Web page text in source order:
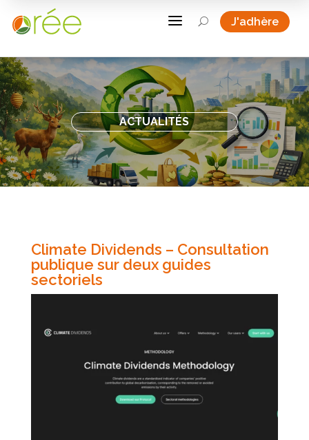
a U J'adhère
ACTUALITÉS
Climate Dividends – Consultation
publique sur deux guides
sectoriels